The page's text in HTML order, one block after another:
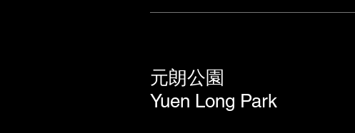
元朗公園
Yuen Long Park